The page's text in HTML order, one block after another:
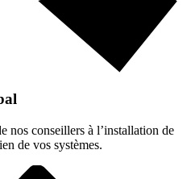
nos conseillers à l’installation de
de vos systèmes.